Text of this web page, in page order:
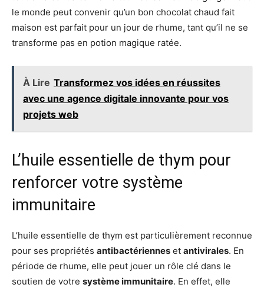
le monde peut convenir qu’un bon chocolat chaud fait
maison est parfait pour un jour de rhume, tant qu’il ne se
transforme pas en potion magique ratée.
À Lire Transformez vos idées en réussites
avec une agence digitale innovante pour vos
projets web
L’huile essentielle de thym pour
renforcer votre système
immunitaire
L’huile essentielle de thym est particulièrement reconnue
pour ses propriétés antibactériennes et antivirales. En
période de rhume, elle peut jouer un rôle clé dans le
soutien de votre système immunitaire. En effet, elle